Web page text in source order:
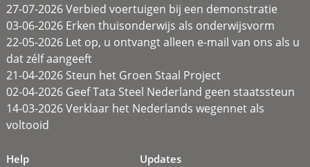
27-07-2026 Verbied voertuigen bij een demonstratie
03-06-2026 Erken thuisonderwijs als onderwijsvorm
22-05-2026 Let op, u ontvangt alleen e-mail van ons als u
dat zélf aangeeft
21-04-2026 Steun het Groen Staal Project
02-04-2026 Geef Tata Steel Nederland geen staatssteun
14-03-2026 Verklaar het Nederlands wegennet als
voltooid
Help
Updates